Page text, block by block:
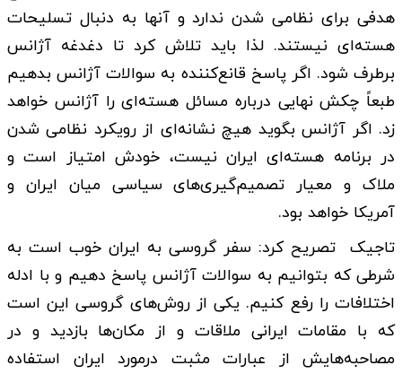
هدفی برای نظامی شدن ندارد و آنها به دنبال تسلیحات
هسته‌ای نیستند. لذا باید تلاش کرد تا دغدغه آژانس
برطرف شود. اگر پاسخ‌ قانع‌کننده به سوالات آژانس بدهیم
طبعاً چکش نهایی درباره مسائل هسته‌ای را آژانس خواهد
زد. اگر آژانس بگوید هیچ نشانه‌ای از رویکرد نظامی شدن
در برنامه هسته‌ای ایران نیست، خودش امتیاز است و
ملاک و معیار تصمیم‌گیری‌های سیاسی میان ایران و
آمریکا خواهد بود.
تاجیک تصریح کرد: سفر گروسی به ایران خوب است به
شرطی که بتوانیم به سوالات آژانس پاسخ دهیم و با ادله
اختلافات را رفع کنیم. یکی از روش‌های گروسی این است
که با مقامات ایرانی ملاقات و از مکان‌ها بازدید و در
مصاحبه‌هایش از عبارات مثبت درمورد ایران استفاده